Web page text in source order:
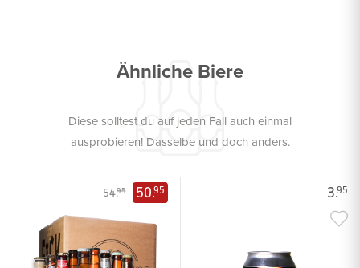
Ähnliche Biere
Diese solltest du auf jeden Fall auch einmal
ausprobieren! Dasselbe und doch anders.
54.95 50.95 3.95